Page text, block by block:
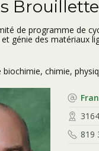
Brouillette
de programme de
et génie des matériaux
chimie,
819